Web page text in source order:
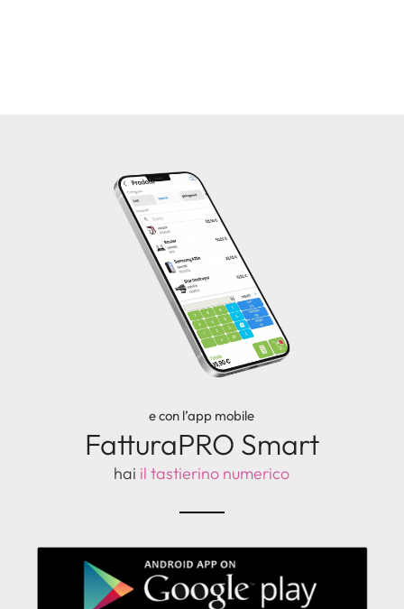
e con l’app mobile
FatturaPRO Smart
hai il tastierino numerico